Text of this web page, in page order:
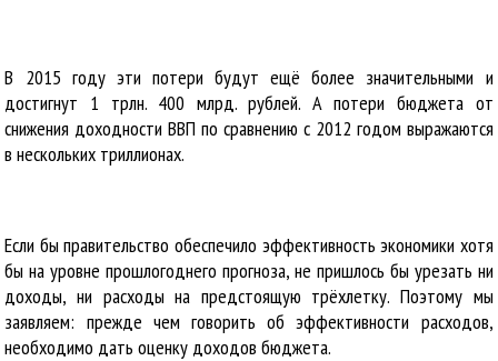
В 2015 году эти потери будут ещё более значительными и
достигнут 1 трлн. 400 млрд. рублей. А потери бюджета от
снижения доходности ВВП по сравнению с 2012 годом выражаются
в нескольких триллионах.
Если бы правительство обеспечило эффективность экономики хотя
бы на уровне прошлогоднего прогноза, не пришлось бы урезать ни
доходы, ни расходы на предстоящую трёхлетку. Поэтому мы
заявляем: прежде чем говорить об эффективности расходов,
необходимо дать оценку доходов бюджета.